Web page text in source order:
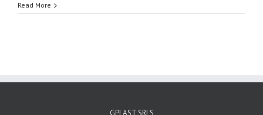
per
Read More
GPLAST SRLS